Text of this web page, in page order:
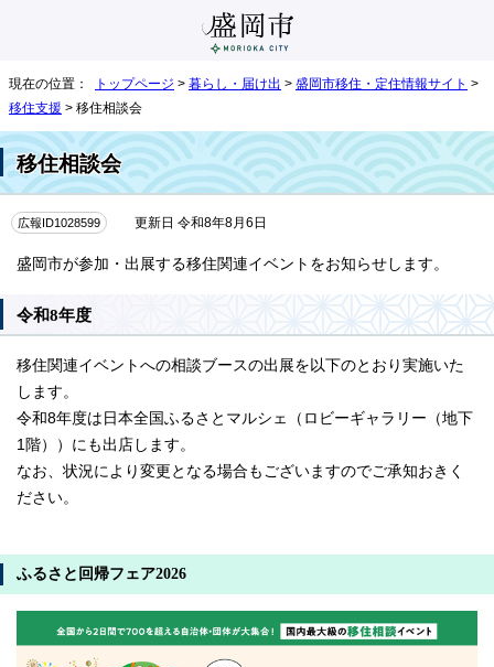
現在の位置： トップページ > 暮らし・届け出 > 盛岡市移住・定住情報サイト >
移住支援 > 移住相談会
移住相談会
広報ID1028599 更新日 令和8年8月6日
盛岡市が参加・出展する移住関連イベントをお知らせします。
令和8年度
移住関連イベントへの相談ブースの出展を以下のとおり実施いた
します。
令和8年度は日本全国ふるさとマルシェ（ロビーギャラリー（地下
1階））にも出店します。
なお、状況により変更となる場合もございますのでご承知おきく
ださい。
ふるさと回帰フェア2026